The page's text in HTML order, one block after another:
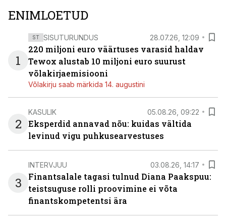
ENIMLOETUD
1
ST SISUTURUNDUS 28.07.26, 12:09
220 miljoni euro väärtuses varasid haldav
Tewox alustab 10 miljoni euro suurust
võlakirjaemisiooni
Võlakirju saab märkida 14. augustini
2
KASULIK 05.08.26, 09:22
Eksperdid annavad nõu: kuidas vältida
levinud vigu puhkusearvestuses
3
INTERVJUU 03.08.26, 14:17
Finantsalale tagasi tulnud Diana Paakspuu:
teistsuguse rolli proovimine ei võta
finantskompetentsi ära